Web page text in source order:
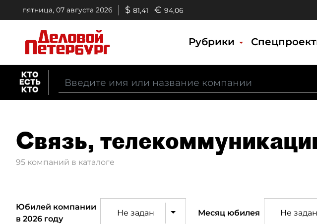
пятница, 07 августа 2026 $ 81,41 € 94,06
Рубрики
Связь,
95 компаний в каталоге
Юбилей компании
в 2026 году
Не задан Месяц юбилея Не задан